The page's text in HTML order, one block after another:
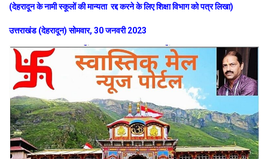
(देहरादून के नामी स्कूलों की मान्यता रद्द करने के लिए शिक्षा विभाग को पत्र लिखा)
उत्तराखंड (देहरादून) सोमवार, 30 जनवरी 2023